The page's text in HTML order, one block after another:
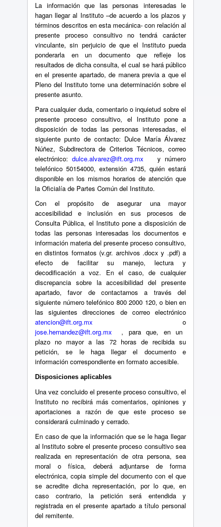
La información que las personas interesadas le
hagan llegar al Instituto –de acuerdo a los plazos y
términos descritos en esta mecánica- con relación al
presente proceso consultivo no tendrá carácter
vinculante, sin perjuicio de que el Instituto pueda
ponderarla en un documento que refleje los
resultados de dicha consulta, el cual se hará público
en el presente apartado, de manera previa a que el
Pleno del Instituto tome una determinación sobre el
presente asunto.
Para cualquier duda, comentario o inquietud sobre el
presente proceso consultivo, el Instituto pone a
disposición de todas las personas interesadas, el
siguiente punto de contacto: Dulce María Álvarez
Núñez, Subdirectora de Criterios Técnicos, correo
electrónico:dulce.alvarez@ift.org.mx
y número
telefónico 50154000, extensión 4735, quién estará
disponible en los mismos horarios de atención que
la Oficialía de Partes Común del Instituto.
Con el propósito de asegurar una mayor
accesibilidad e inclusión en sus procesos de
Consulta Pública, el Instituto pone a disposición de
todas las personas interesadas los documentos e
información materia del presente proceso consultivo,
en distintos formatos (v.gr. archivos .docx y .pdf) a
efecto de facilitar su manejo, lectura y
decodificación a voz. En el caso, de cualquier
discrepancia sobre la accesibilidad del presente
apartado, favor de contactarnos a través del
siguiente número telefónico 800 2000 120, o bien en
las siguientes direcciones de correo electrónico
atencion@ift.org.mx
o
jose.hernandez@ift.org.mx
, para que, en un
plazo no mayor a las 72 horas de recibida su
petición, se le haga llegar el documento e
información correspondiente en formato accesible.
Disposiciones aplicables
Una vez concluido el presente proceso consultivo, el
Instituto no recibirá más comentarios, opiniones y
aportaciones a razón de que este proceso se
considerará culminado y cerrado.
En caso de que la información que se le haga llegar
al Instituto sobre el presente proceso consultivo sea
realizada en representación de otra persona, sea
moral o física, deberá adjuntarse de forma
electrónica, copia simple del documento con el que
se acredite dicha representación, por lo que, en
caso contrario, la petición será entendida y
registrada en el presente apartado a título personal
del remitente.